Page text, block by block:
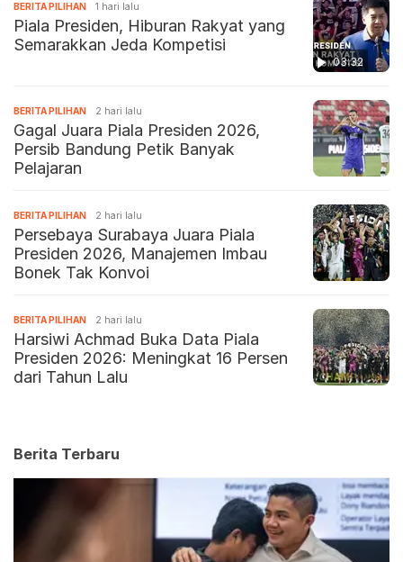
03:32
BERITA PILIHAN 1 hari lalu
Piala Presiden, Hiburan Rakyat yang
Semarakkan Jeda Kompetisi
BERITA PILIHAN 2 hari lalu
Gagal Juara Piala Presiden 2026,
Persib Bandung Petik Banyak
Pelajaran
BERITA PILIHAN 2 hari lalu
Persebaya Surabaya Juara Piala
Presiden 2026, Manajemen Imbau
Bonek Tak Konvoi
BERITA PILIHAN 2 hari lalu
Harsiwi Achmad Buka Data Piala
Presiden 2026: Meningkat 16 Persen
dari Tahun Lalu
Berita Terbaru